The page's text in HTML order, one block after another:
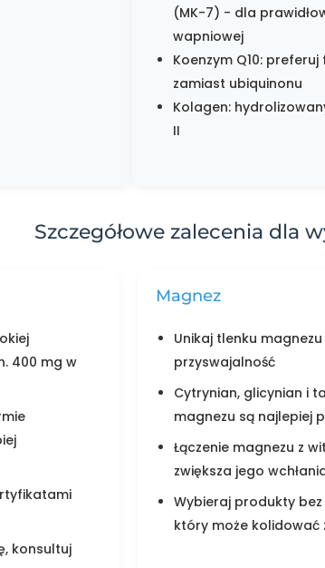
(MK-7) - dla
wapniowej
Koenzym Q10:
zamiast ubiquinonu
Kolagen:
II
Szczegółowe zalecenia dla
400 mg w
konsultuj
Magnez
Unikaj tlenku
przyswajalność
Cytrynian, glicynian i
magnezu są najlepiej
Łączenie magnezu z
zwiększa jego
Wybieraj produkty
który może kolidować